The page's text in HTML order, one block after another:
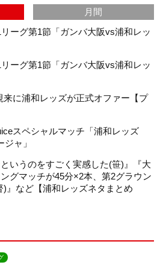
h
a
n
e
月間
リーグ第1節「ガンバ大阪vs浦和レッ
リーグ第1節「ガンバ大阪vs浦和レッ
来に浦和レッズが正式オファー【プ
スペシャルマッチ「浦和レッズ
ャ」
というのをすごく実感した(笹)』『大
グマッチが45分×2本、第2グラウン
)』など【浦和レッズネタまとめ